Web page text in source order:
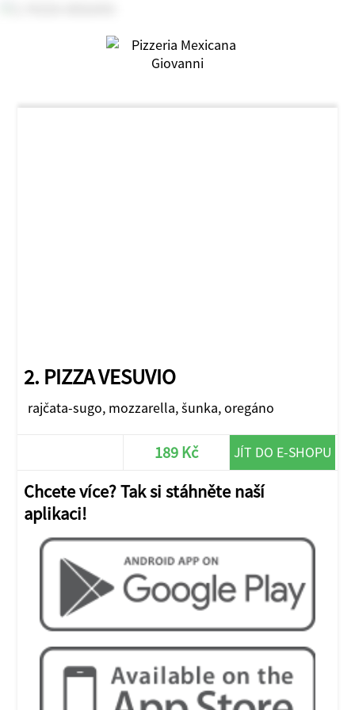
2. PIZZA VESUVIO
rajčata-sugo, mozzarella, šunka, oregáno
189 Kč JÍT DO E-SHOPU
Chcete více? Tak si stáhněte naší
aplikaci!